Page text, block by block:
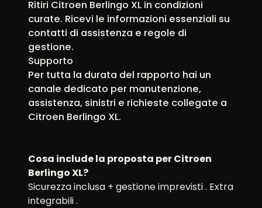
Ritiri Citroen Berlingo XL in condizioni
curate. Ricevi le informazioni essenziali su
contatti di assistenza e regole di
gestione.
Supporto
Per tutta la durata del rapporto hai un
canale dedicato per manutenzione,
assistenza, sinistri e richieste collegate a
Citroen Berlingo XL.
Cosa include la proposta per Citroen
Berlingo XL?
Sicurezza inclusa + gestione imprevisti . Extra
integrabili .